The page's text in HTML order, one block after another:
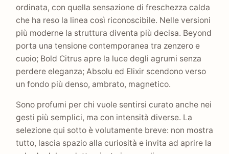
ordinata, con quella sensazione di freschezza calda
che ha reso la linea così riconoscibile. Nelle versioni
più moderne la struttura diventa più decisa. Beyond
porta una tensione contemporanea tra zenzero e
cuoio; Bold Citrus apre la luce degli agrumi senza
perdere eleganza; Absolu ed Elixir scendono verso
un fondo più denso, ambrato, magnetico.
Sono profumi per chi vuole sentirsi curato anche nei
gesti più semplici, ma con intensità diverse. La
selezione qui sotto è volutamente breve: non mostra
tutto, lascia spazio alla curiosità e invita ad aprire la